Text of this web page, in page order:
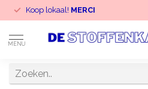
Koop lokaal! MERCI
MENU